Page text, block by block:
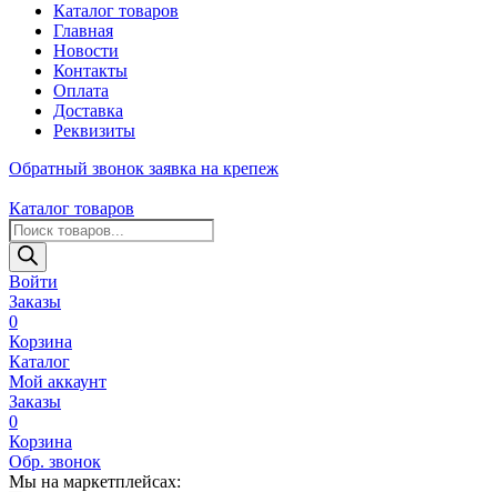
Каталог товаров
Главная
Новости
Контакты
Оплата
Доставка
Реквизиты
Обратный звонок заявка на крепеж
Каталог товаров
Поиск
товаров
Войти
Заказы
0
Корзина
Каталог
Мой аккаунт
Заказы
0
Корзина
Обр. звонок
Мы на маркетплейсах: